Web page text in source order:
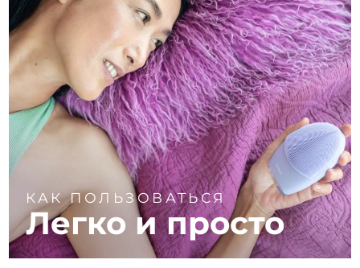
КАК ПОЛЬЗОВАТЬСЯ
Легко и просто